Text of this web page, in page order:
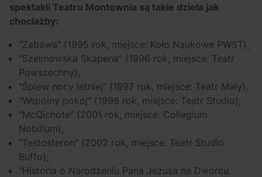
spektakli Teatru Montownia są takie dzieła jak
chociażby:
“Zabawa” (1995 rok, miejsce: Koło Naukowe PWST),
“Szelmowska Skapena” (1996 rok, miejsce: Teatr
Powszechny),
“Śpiew nocy letniej” (1997 rok, miejsce: Teatr Mały),
“Wspólny pokój” (1998 rok, miejsce: Teatr Studio),
“McQichote” (2001 rok, miejsce: Collegium
Nobilium),
“Testosteron” (2002 rok, miejsce: Teatr Studio
Buffo),
“Historia o Narodzeniu Pana Jezusa na Dworcu